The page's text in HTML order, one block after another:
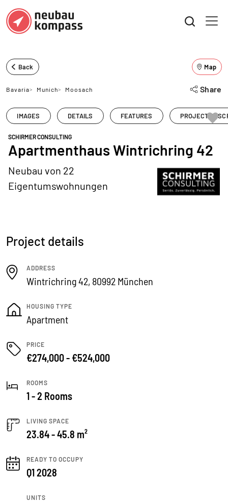
Back Map
Bavaria> Munich> Moosach Share
IMAGES DETAILS FEATURES PROJECT
SCHIRMER CONSULTING
Apartmenthaus Wintrichring 42
Neubau von 22
Eigentumswohnungen
Project details
ADDRESS
Wintrichring 42, 80992 München
HOUSING TYPE
Apartment
PRICE
€274,000 - €524,000
ROOMS
1 - 2 Rooms
LIVING SPACE
23.84 - 45.8 m²
READY TO OCCUPY
Q1 2028
UNITS